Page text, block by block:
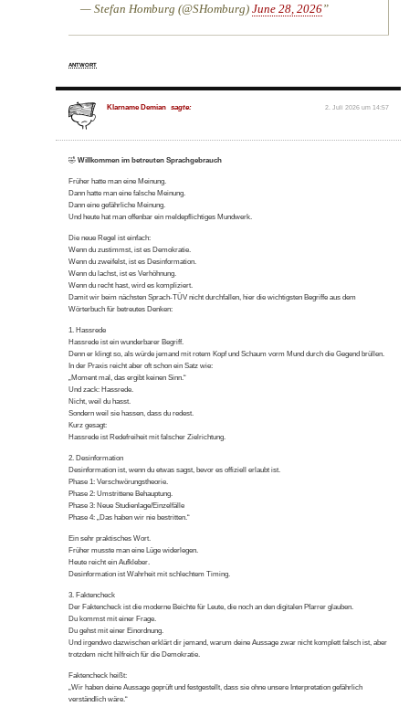
— Stefan Homburg (@SHomburg)June 28, 2026
ANTWORT
Klarname Demian sagte: 2. Juli 2026 um 14:57
🤣 Willkommen im betreuten Sprachgebrauch
Früher hatte man eine Meinung.
Dann hatte man eine falsche Meinung.
Dann eine gefährliche Meinung.
Und heute hat man offenbar ein meldepflichtiges Mundwerk.
Die neue Regel ist einfach:
Wenn du zustimmst, ist es Demokratie.
Wenn du zweifelst, ist es Desinformation.
Wenn du lachst, ist es Verhöhnung.
Wenn du recht hast, wird es kompliziert.
Damit wir beim nächsten Sprach-TÜV nicht durchfallen, hier die wichtigsten Begriffe aus dem
Wörterbuch für betreutes Denken:
1. Hassrede
Hassrede ist ein wunderbarer Begriff.
Denn er klingt so, als würde jemand mit rotem Kopf und Schaum vorm Mund durch die Gegend brüllen.
In der Praxis reicht aber oft schon ein Satz wie:
„Moment mal, das ergibt keinen Sinn.“
Und zack: Hassrede.
Nicht, weil du hasst.
Sondern weil sie hassen, dass du redest.
Kurz gesagt:
Hassrede ist Redefreiheit mit falscher Zielrichtung.
2. Desinformation
Desinformation ist, wenn du etwas sagst, bevor es offiziell erlaubt ist.
Phase 1: Verschwörungstheorie.
Phase 2: Umstrittene Behauptung.
Phase 3: Neue Studienlage/Einzelfälle
Phase 4: „Das haben wir nie bestritten.“
Ein sehr praktisches Wort.
Früher musste man eine Lüge widerlegen.
Heute reicht ein Aufkleber.
Desinformation ist Wahrheit mit schlechtem Timing.
3. Faktencheck
Der Faktencheck ist die moderne Beichte für Leute, die noch an den digitalen Pfarrer glauben.
Du kommst mit einer Frage.
Du gehst mit einer Einordnung.
Und irgendwo dazwischen erklärt dir jemand, warum deine Aussage zwar nicht komplett falsch ist, aber
trotzdem nicht hilfreich für die Demokratie.
Faktencheck heißt:
„Wir haben deine Aussage geprüft und festgestellt, dass sie ohne unsere Interpretation gefährlich
verständlich wäre.“